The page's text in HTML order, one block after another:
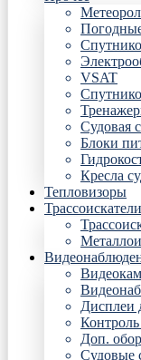
VSAT
Судовая
Блоки
Кресла
Тепловизоры
Трассоискатели
Дисплеи
Доп.
Судовые